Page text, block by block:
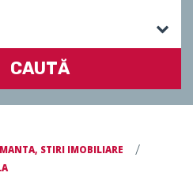
CAUTĂ
STIRI IMOBILIARE /